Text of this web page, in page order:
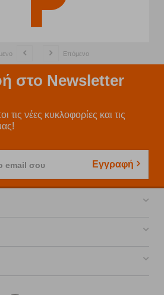
Επόμενο
στο Newsletter
τις νέες κυκλοφορίες και τις
email σου Εγγραφή